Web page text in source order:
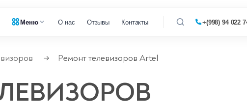
Меню О нас Отзывы Контакты +(998) 94 022
Ремонт микроволновок
→ Ремонт телевизоров Artel